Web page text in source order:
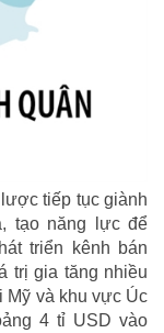
tiếp tục giành
tạo năng lực để
triển kênh bán
trị gia tăng nhiều
Mỹ và khu vực Úc
4 tỉ USD vào